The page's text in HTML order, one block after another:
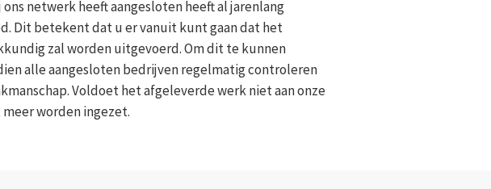
netwerk heeft aangesloten heeft al jarenlang
Dit betekent dat u er vanuit kunt gaan dat het
zal worden uitgevoerd. Om dit te kunnen
alle aangesloten bedrijven regelmatig controleren
Voldoet het afgeleverde werk niet aan onze
worden ingezet.